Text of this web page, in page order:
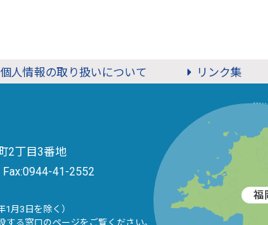
人情報の取り扱いについて リンク集
2丁目3番地
Fax:0944-41-2552
月3日を除く）
する窓口のページをご覧ください。